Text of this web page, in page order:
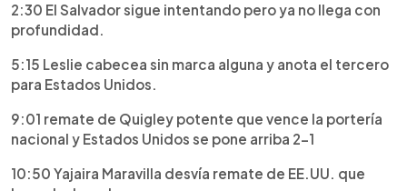
2:30 El Salvador sigue intentando pero ya no llega con
profundidad.
5:15 Leslie cabecea sin marca alguna y anota el tercero
para Estados Unidos.
9:01 remate de Quigley potente que vence la portería
nacional y Estados Unidos se pone arriba 2-1
10:50 Yajaira Maravilla desvía remate de EE.UU. que